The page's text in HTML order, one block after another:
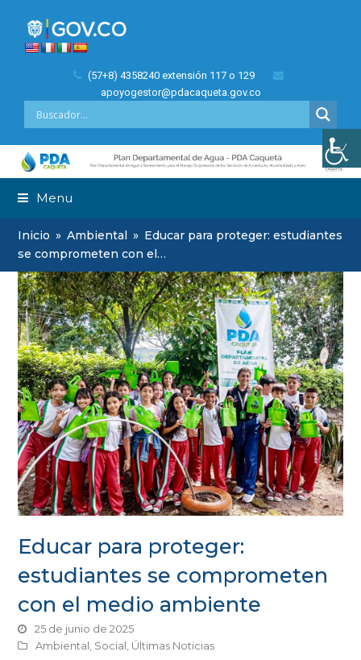
(57+8) 4358240 extensión 117 o 129
apoyogestor@pdacaqueta.gov.co
Menu
Inicio » Ambiental » Educar para proteger: estudiantes
se comprometen con el…
Educar para proteger:
estudiantes se comprometen
con el medio ambiente
25 de junio de 2025
Ambiental, Social, Últimas Noticias